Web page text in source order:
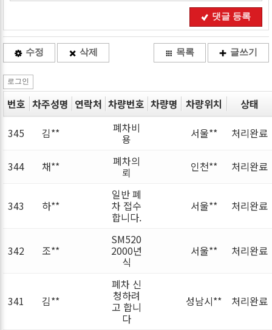
댓글 등록
수정 삭제 목록 글쓰기
로그인
번호 차주성명 연락처 차량번호 차량명 차량위치
상태
345
김** 폐차비
용 서울** 처리완료
344 채** 폐차의
뢰 인천** 처리완료
343 하**
일반 폐
차 접수
합니다.
서울** 처리완료
342 조**
SM520
2000년
식
서울** 처리완료
341 김**
폐차 신
청하려
고 합니
다
성남시** 처리완료